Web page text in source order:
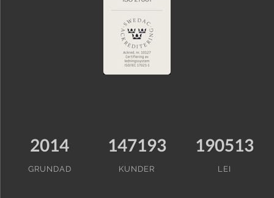
2014
GRUNDAD
147193
KUNDER
190513
LEI